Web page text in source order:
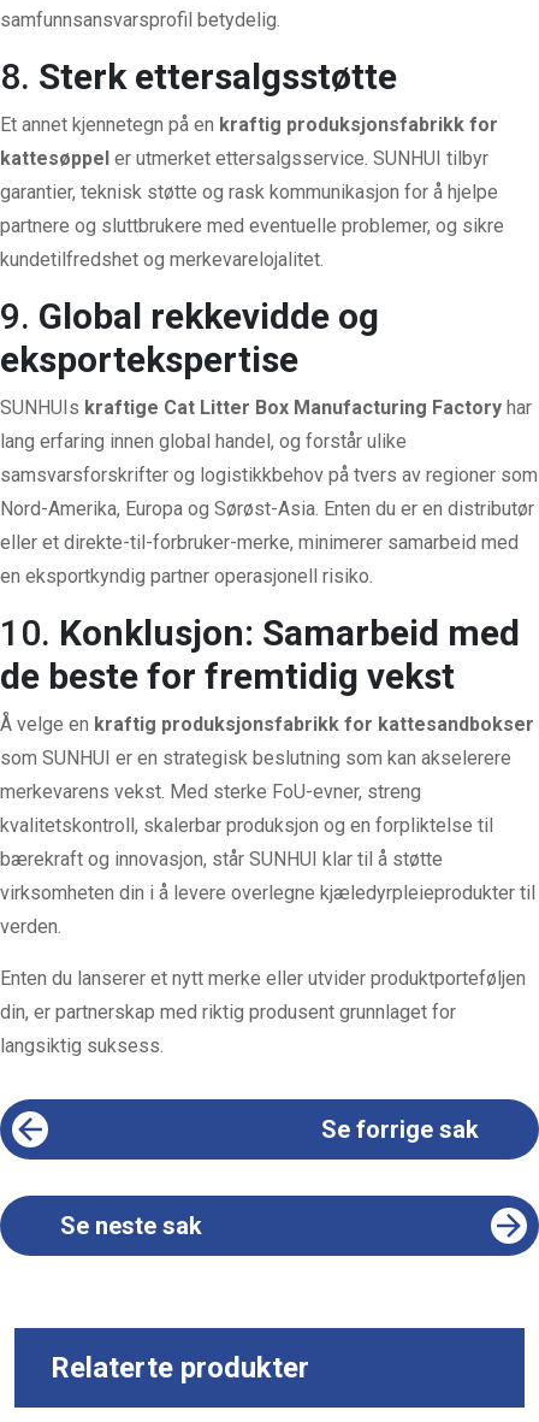
samfunnsansvarsprofil betydelig.
8. Sterk ettersalgsstøtte
Et annet kjennetegn på en kraftig produksjonsfabrikk for
kattesøppel er utmerket ettersalgsservice. SUNHUI tilbyr
garantier, teknisk støtte og rask kommunikasjon for å hjelpe
partnere og sluttbrukere med eventuelle problemer, og sikre
kundetilfredshet og merkevarelojalitet.
9. Global rekkevidde og
eksportekspertise
SUNHUIs kraftige Cat Litter Box Manufacturing Factory har
lang erfaring innen global handel, og forstår ulike
samsvarsforskrifter og logistikkbehov på tvers av regioner som
Nord-Amerika, Europa og Sørøst-Asia. Enten du er en distributør
eller et direkte-til-forbruker-merke, minimerer samarbeid med
en eksportkyndig partner operasjonell risiko.
10. Konklusjon: Samarbeid med
de beste for fremtidig vekst
Å velge en kraftig produksjonsfabrikk for kattesandbokser
som SUNHUI er en strategisk beslutning som kan akselerere
merkevarens vekst. Med sterke FoU-evner, streng
kvalitetskontroll, skalerbar produksjon og en forpliktelse til
bærekraft og innovasjon, står SUNHUI klar til å støtte
virksomheten din i å levere overlegne kjæledyrpleieprodukter til
verden.
Enten du lanserer et nytt merke eller utvider produktporteføljen
din, er partnerskap med riktig produsent grunnlaget for
langsiktig suksess.
Se forrige sak
Se neste sak
Relaterte produkter